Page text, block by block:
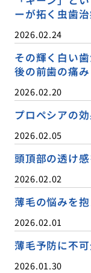
ーが拓く虫歯
2026.02.24
その輝く白い
後の前歯の痛み
2026.02.20
プロペシアの
2026.02.05
頭頂部の透け
2026.02.02
薄毛の悩みを
2026.02.01
薄毛予防に不
2026.01.30